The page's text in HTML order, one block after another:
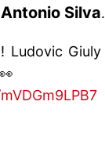
Antonio Silva.
Ludovic Giuly